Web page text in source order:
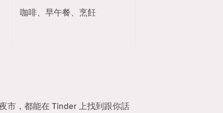
咖啡、早午餐、烹飪
市，都能在 Tinder 上找到跟你話